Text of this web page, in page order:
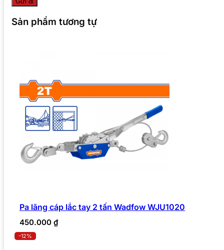
Sản phẩm tương tự
Pa lăng cáp lắc tay 2 tấn Wadfow WJU1020
450.000 ₫
-12%